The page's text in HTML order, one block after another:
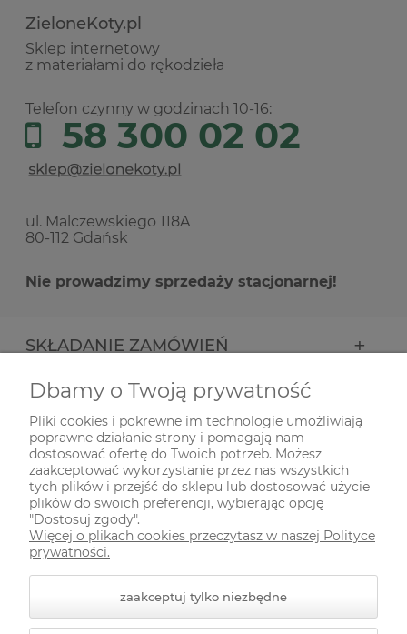
ZieloneKoty.pl
Sklep internetowy
z materiałami do rękodzieła
Telefon czynny w godzinach 10-16:
58 300 02 02
ul. Malczewskiego 118A
80-112 Gdańsk
Nie prowadzimy sprzedaży stacjonarnej!
SKŁADANIE ZAMÓWIEŃ
INFORMACJE
ODWIEDŹ NAS NA
Dbamy o Twoją prywatność
Pliki cookies i pokrewne im technologie umożliwiają
poprawne działanie strony i pomagają nam
dostosować ofertę do Twoich potrzeb. Możesz
zaakceptować wykorzystanie przez nas wszystkich
tych plików i przejść do sklepu lub dostosować użycie
plików do swoich preferencji, wybierając opcję
"Dostosuj zgody".
Więcej o plikach cookies przeczytasz w naszej Polityce
prywatności.
zaakceptuj tylko niezbędne